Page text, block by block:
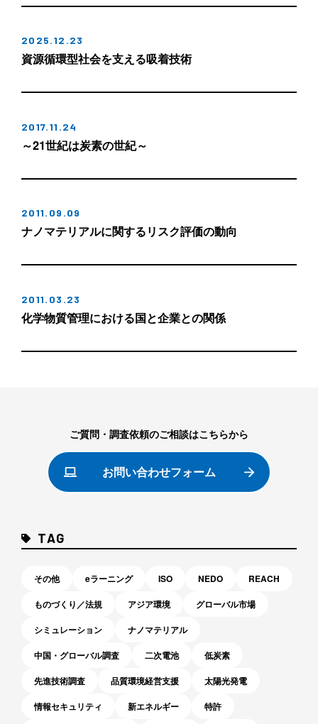
2025.12.23
資源循環型社会を支える吸着技術
2017.11.24
～21世紀は炭素の世紀～
2011.09.09
ナノマテリアルに関するリスク評価の動向
2011.03.23
化学物質管理における国と企業との関係
ご質問・調査依頼のご相談はこちらから
お問い合わせフォーム
TAG
その他 eラーニング ISO NEDO
REACH
ものづくり／法規
アジア環境
グローバル市場
シミュレーション
ナノマテリアル
中国・グローバル調査
二次電池
低炭素
先進技術調査
品質環境経営支援
太陽光発電
情報セキュリティ
新エネルギー 特許